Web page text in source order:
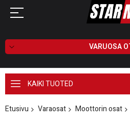
VARUOSA
KAIKI TUOTED
Etusivu Varaosat Moottorin osat